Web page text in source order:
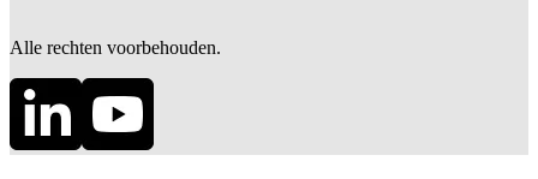
Alle rechten voorbehouden.